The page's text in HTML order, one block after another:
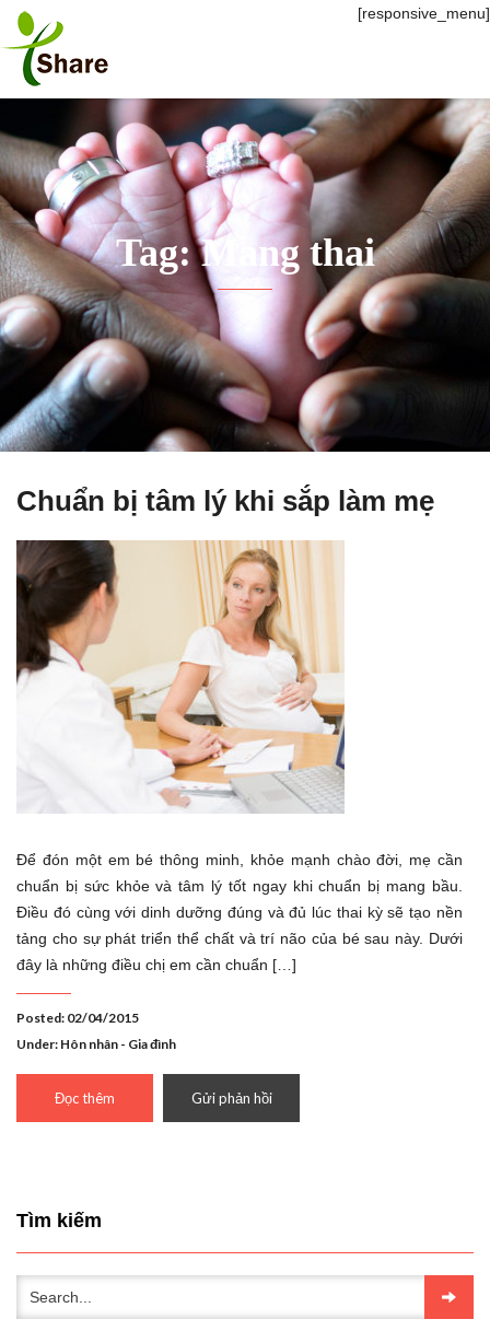
[responsive_menu]
Tag: Mang thai
Chuẩn bị tâm lý khi sắp làm mẹ
Để đón một em bé thông minh, khỏe mạnh chào đời, mẹ cần
chuẩn bị sức khỏe và tâm lý tốt ngay khi chuẩn bị mang bầu.
Điều đó cùng với dinh dưỡng đúng và đủ lúc thai kỳ sẽ tạo nền
tảng cho sự phát triển thể chất và trí não của bé sau này. Dưới
đây là những điều chị em cần chuẩn […]
Posted: 02/04/2015
Under: Hôn nhân - Gia đình
Đọc thêm Gửi phản hồi
Tìm kiếm